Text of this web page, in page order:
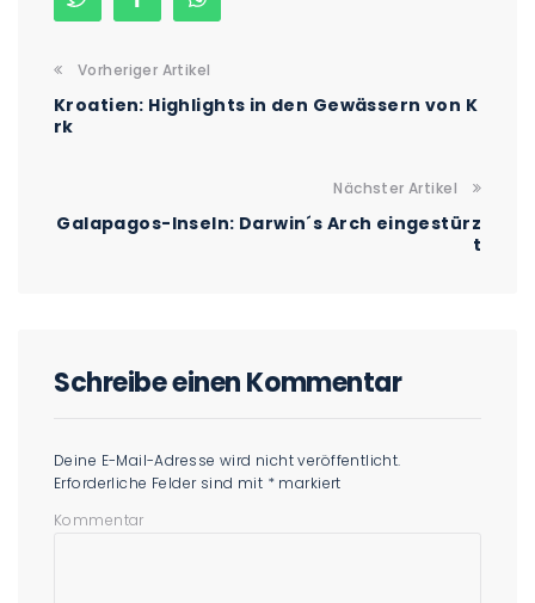
Vorheriger Artikel
Kroatien: Highlights in den Gewässern von K
rk
Nächster Artikel
Galapagos-Inseln: Darwin´s Arch eingestürz
t
Schreibe einen Kommentar
Deine E-Mail-Adresse wird nicht veröffentlicht.
Erforderliche Felder sind mit * markiert
Kommentar